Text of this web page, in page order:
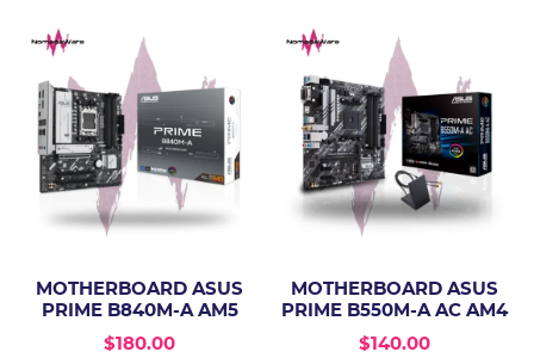
MOTHERBOARD ASUS
PRIME B840M-A AM5
$180.00
MOTHERBOARD ASUS
PRIME B550M-A AC AM4
$140.00